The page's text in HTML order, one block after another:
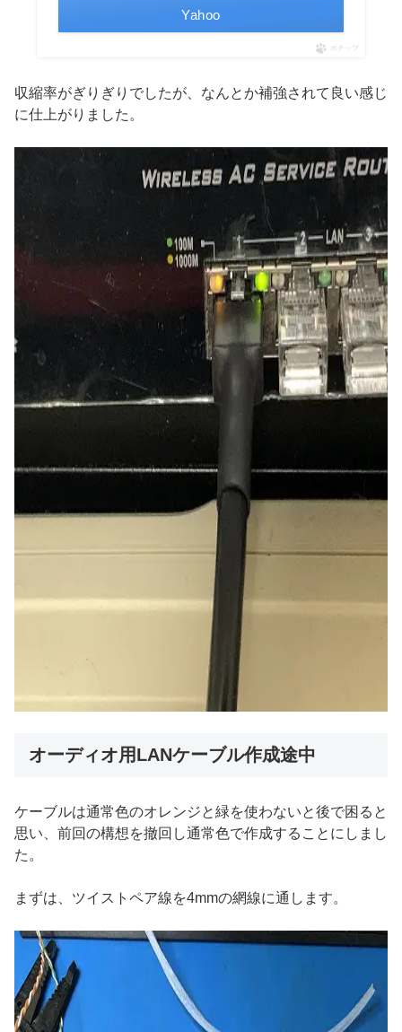
Yahoo
ポチップ
収縮率がぎりぎりでしたが、なんとか補強されて良い感じ
に仕上がりました。
オーディオ用LANケーブル作成途中
ケーブルは通常色のオレンジと緑を使わないと後で困ると
思い、前回の構想を撤回し通常色で作成することにしまし
た。
まずは、ツイストペア線を4mmの網線に通します。